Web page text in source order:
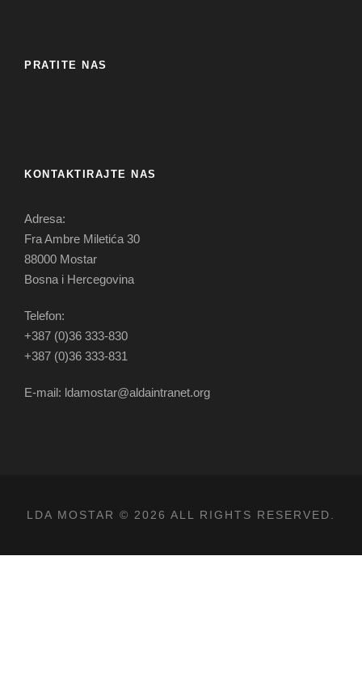
PRATITE NAS
KONTAKTIRAJTE NAS
Adresa:
Fra Ambre Miletića 30
88000 Mostar
Bosna i Hercegovina
Telefon:
+387 (0)36 333-830
+387 (0)36 333-831
E-mail: ldamostar@aldaintranet.org
LDA MOSTAR © 2026 ALL RIGHTS RESERVED.